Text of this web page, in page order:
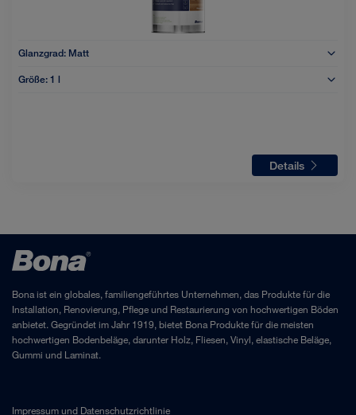
Glanzgrad: Matt
Größe: 1 l
Details
Bona ist ein globales, familiengeführtes Unternehmen, das Produkte für die
Installation, Renovierung, Pflege und Restaurierung von hochwertigen Böden
anbietet. Gegründet im Jahr 1919, bietet Bona Produkte für die meisten
hochwertigen Bodenbeläge, darunter Holz, Fliesen, Vinyl, elastische Beläge,
Gummi und Laminat.
Impressumund Datenschutzrichtlinie